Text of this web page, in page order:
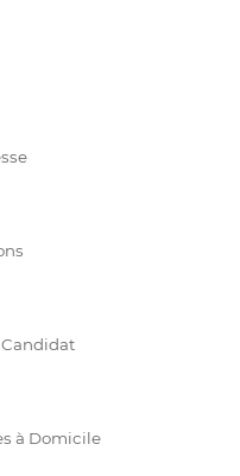
à Domicile